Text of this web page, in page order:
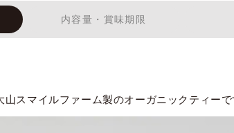
内容量・賞味期限
スマイルファーム製のオーガニックティーで